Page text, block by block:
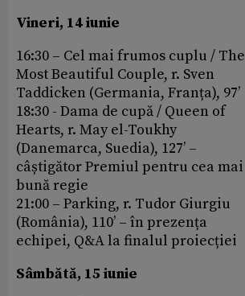
Vineri, 14 iunie
16:30 – Cel mai frumos cuplu / The
Most Beautiful Couple, r. Sven
Taddicken (Germania, Franța), 97’
18:30 - Dama de cupă / Queen of
Hearts, r. May el-Toukhy
(Danemarca, Suedia), 127’ –
câștigător Premiul pentru cea mai
bună regie
21:00 – Parking, r. Tudor Giurgiu
(România), 110’ – în prezența
echipei, Q&A la finalul proiecției
Sâmbătă, 15 iunie